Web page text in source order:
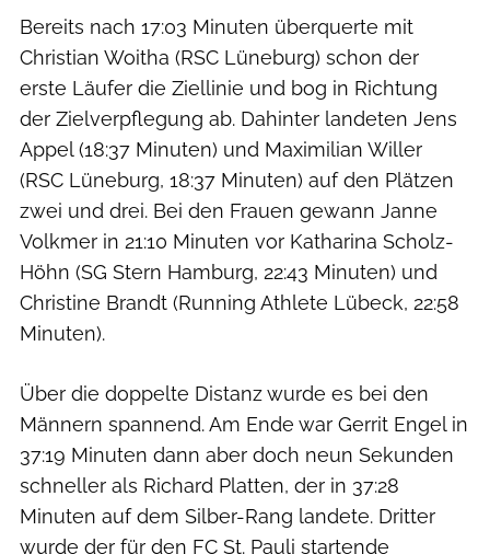
Bereits nach 17:03 Minuten überquerte mit
Christian Woitha (RSC Lüneburg) schon der
erste Läufer die Ziellinie und bog in Richtung
der Zielverpflegung ab. Dahinter landeten Jens
Appel (18:37 Minuten) und Maximilian Willer
(RSC Lüneburg, 18:37 Minuten) auf den Plätzen
zwei und drei. Bei den Frauen gewann Janne
Volkmer in 21:10 Minuten vor Katharina Scholz-
Höhn (SG Stern Hamburg, 22:43 Minuten) und
Christine Brandt (Running Athlete Lübeck, 22:58
Minuten).
Über die doppelte Distanz wurde es bei den
Männern spannend. Am Ende war Gerrit Engel in
37:19 Minuten dann aber doch neun Sekunden
schneller als Richard Platten, der in 37:28
Minuten auf dem Silber-Rang landete. Dritter
wurde der für den FC St. Pauli startende